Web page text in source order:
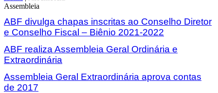
Assembleia
ABF divulga chapas inscritas ao Conselho Diretor
e Conselho Fiscal – Biênio 2021-2022
ABF realiza Assembleia Geral Ordinária e
Extraordinária
Assembleia Geral Extraordinária aprova contas
de 2017